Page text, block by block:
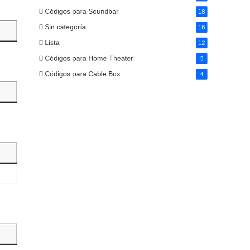
Códigos para Soundbar 18
Sin categoría 16
Lista 12
Códigos para Home Theater 5
Códigos para Cable Box 4